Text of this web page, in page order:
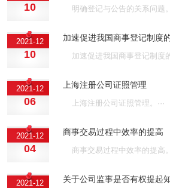
10 明确登记与公告的关系问题。
2021-12
10
加速促进我国商事登记制度
加速促进我国商事登记制度
2021-12
06
上海注册公司证照管理
上海注册公司证照管理。···
2021-12
04
商事交易过程中效率的提高
商事交易过程中效率的提高。
2021-12 关于公司监事是否有权提起